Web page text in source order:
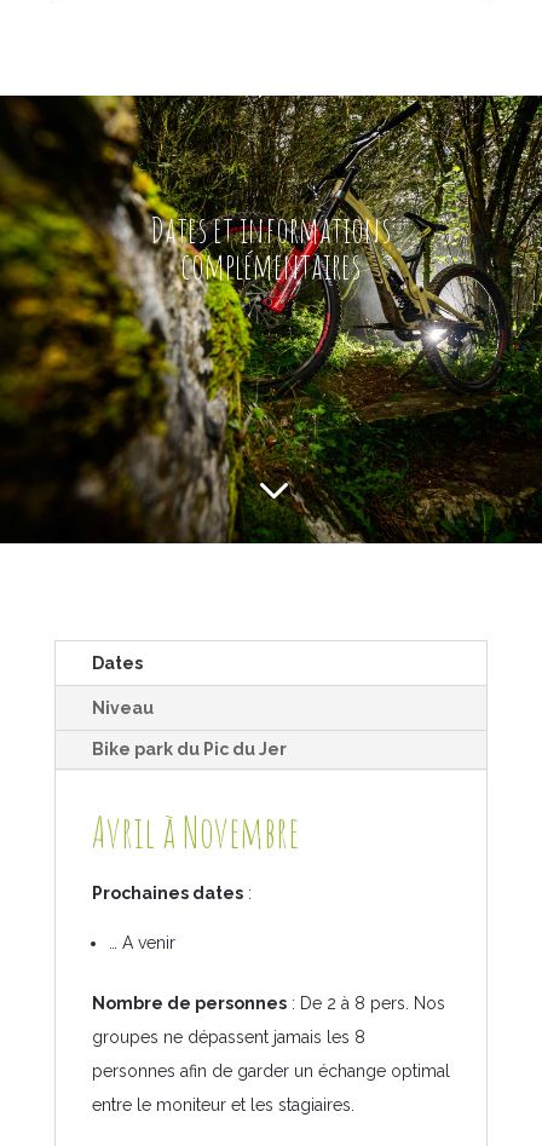
Dates et informations
complémentaires
3
Dates
Niveau
Bike park du Pic du Jer
Avril à Novembre
Prochaines dates:
… A venir
Nombre de personnes: De 2 à 8 pers. Nos
groupes ne dépassent jamais les 8
personnes afin de garder un échange optimal
entre le moniteur et les stagiaires.